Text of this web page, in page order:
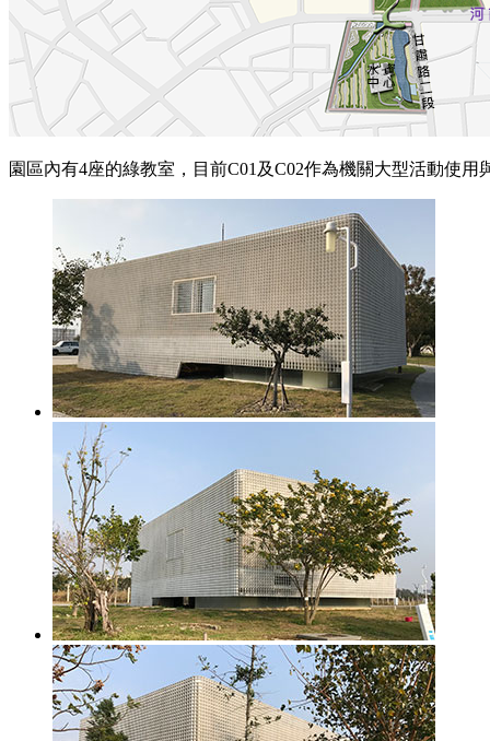
園區內有4座的綠教室，目前C01及C02作為機關大型活動使